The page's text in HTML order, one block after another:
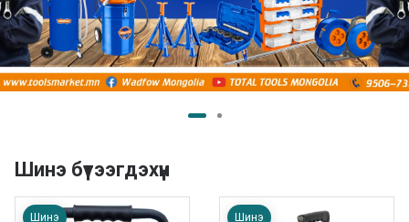
Шинэ бүтээгдэхүүн
Шинэ Шинэ